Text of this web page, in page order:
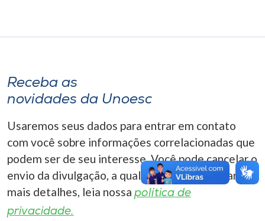
Selecione
A+
Receba as
novidades da Unoesc
Usaremos seus dados para entrar em contato
com você sobre informações correlacionadas que
podem ser de seu interesse. Você pode cancelar o
envio da divulgação, a qualquer momento. Para
mais detalhes, leia nossa política de
privacidade.